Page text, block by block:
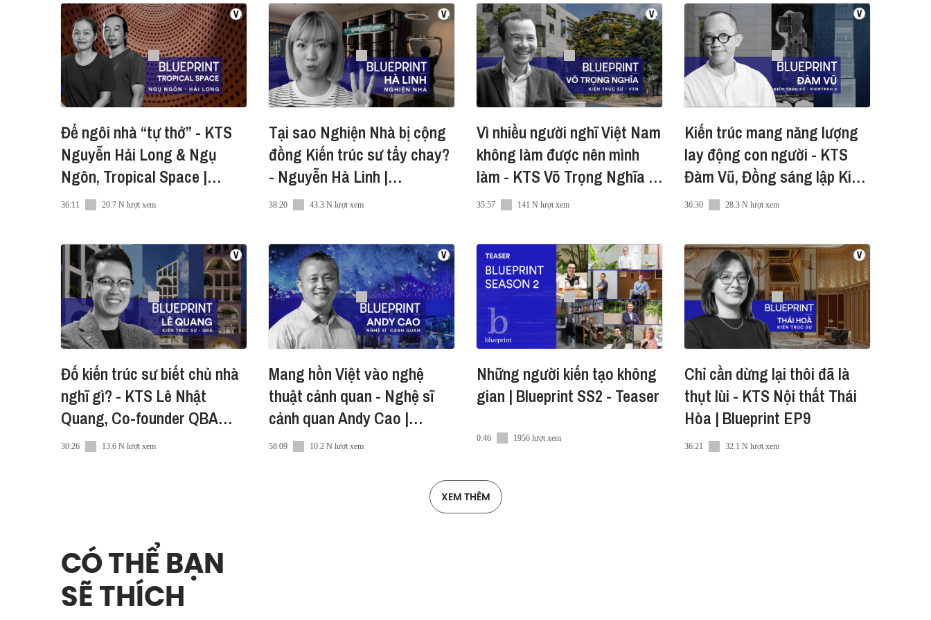
Để ngôi nhà “tự thở” - KTS
Nguyễn Hải Long & Ngụ
Ngôn, Tropical Space |
Blueprint SS2 Ep6
36:11 20.7 N lượt xem
Tại sao Nghiện Nhà bị cộng
đồng Kiến trúc sư tẩy chay?
- Nguyễn Hà Linh |
#Blueprint S2 Ep5
38:20 43.3 N lượt xem
Vì nhiều người nghĩ Việt Nam
không làm được nên mình
làm - KTS Võ Trọng Nghĩa |
#Blueprint S2 Ep4
35:57 141 N lượt xem
Kiến trúc mang năng lượng
lay động con người - KTS
Đàm Vũ, Đồng sáng lập Kiến
trúc O | #Blueprint S2
36:30 28.3 N lượt xem
Đố kiến trúc sư biết chủ nhà
nghĩ gì? - KTS Lê Nhật
Quang, Co-founder QBA
Architects | #Blueprint
30:26 13.6 N lượt xem
Mang hồn Việt vào nghệ
thuật cảnh quan - Nghệ sĩ
cảnh quan Andy Cao |
Blueprint SS2 Ep1
58:09 10.2 N lượt xem
Những người kiến tạo không
gian | Blueprint SS2 - Teaser
0:46 1956 lượt xem
Chỉ cần dừng lại thôi đã là
thụt lùi - KTS Nội thất Thái
Hòa | Blueprint EP9
36:21 32.1 N lượt xem
XEM THÊM
CÓ THỂ BẠN
SẼ THÍCH